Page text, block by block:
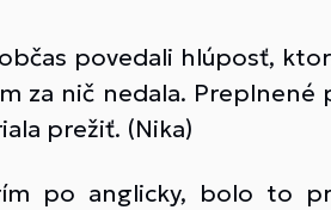
povedali hlúposť,
za nič nedala.
prežiť. (Nika)
po anglicky, bolo to